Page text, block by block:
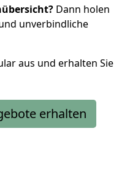
Dann holen
unverbindliche
aus und erhalten Sie
erhalten